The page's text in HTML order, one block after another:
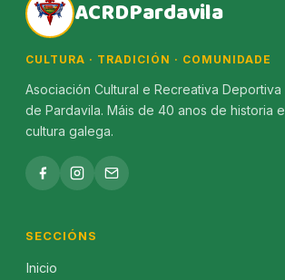
ACRDPardavila
CULTURA · TRADICIÓN · COMUNIDADE
Asociación Cultural e Recreativa Deportiva
de Pardavila. Máis de 40 anos de historia e
cultura galega.
SECCIÓNS
Inicio